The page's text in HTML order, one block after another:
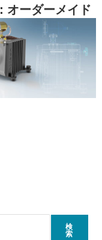
オーダーメイド
検
索